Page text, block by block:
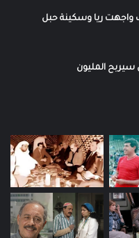
واجهت ريا وسكينة حبل
سيربح المليون